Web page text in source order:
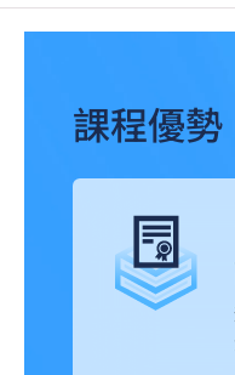
HKDSE數學科第2
別課程的要求後，
課程優勢